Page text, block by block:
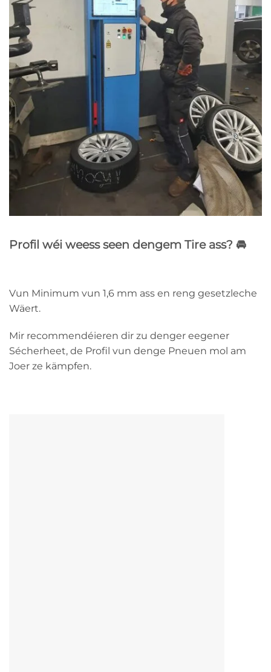
Profil wéi weess seen dengem Tire ass? 🚘
Vun Minimum vun 1,6 mm ass en reng gesetzleche
Wäert.
Mir recommendéieren dir zu denger eegener
Sécherheet, de Profil vun denge Pneuen mol am
Joer ze kämpfen.